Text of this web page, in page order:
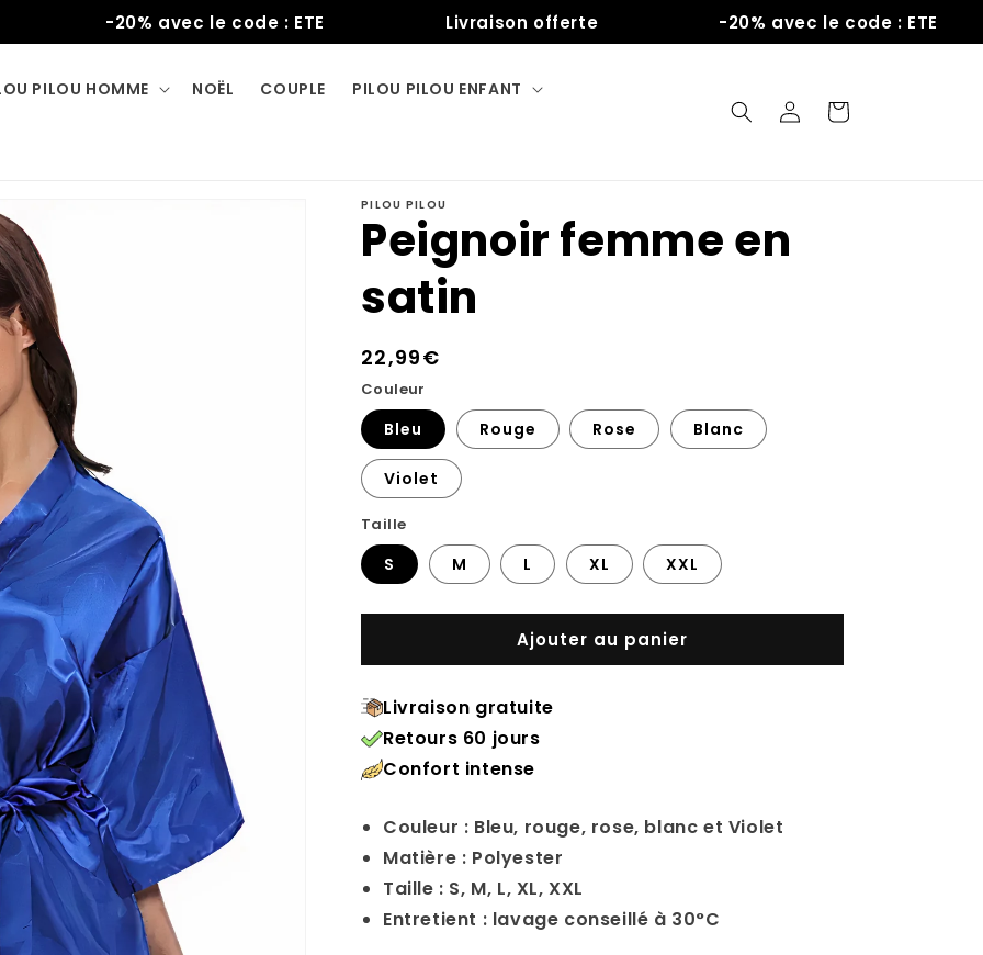
-20% avec le code : ETE Livraison offerte -20% avec le code : ETE
PILOU HOMME NOËL COUPLE PILOU PILOU ENFANT
ConnexionPanier
PILOU PILOU
Peignoir femme en
satin
Prix
habituel
22,99€
Couleur
Bleu Rouge Rose Blanc
Violet
Taille
S M L XL XXL
Ajouter au panier
Livraison gratuite
Retours 60 jours
Confort intense
Couleur : Bleu, rouge, rose, blanc et Violet
Matière : Polyester
Taille : S, M, L, XL, XXL
Entretient : lavage conseillé à 30°C